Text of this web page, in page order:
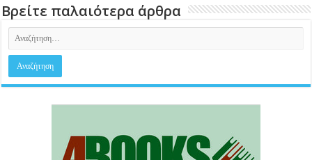
Βρείτε παλαιότερα άρθρα